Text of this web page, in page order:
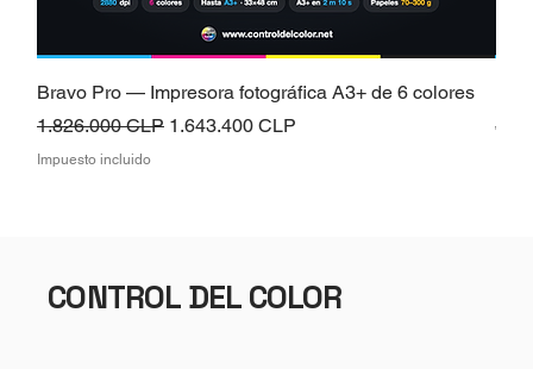
Bravo Pro — Impresora fotográfica A3+ de 6 colores
Precio
1.826.000 CLP Precio de oferta
1.643.400 CLP
Impuesto incluido
CONTROL DEL COLOR